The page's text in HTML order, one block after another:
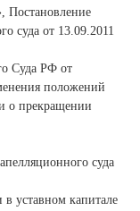
Постановление
суда от 13.09.2011
Суда РФ от
положений
о прекращении
суда
уставном капитале